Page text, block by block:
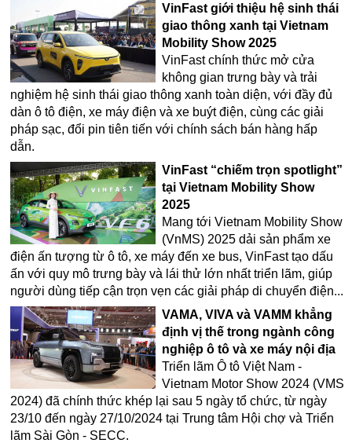
VinFast giới thiệu hệ sinh thái
giao thông xanh tại Vietnam
Mobility Show 2025
VinFast chính thức mở cửa
không gian trưng bày và trải
nghiệm hệ sinh thái giao thông xanh toàn diện, với đầy đủ
dàn ô tô điện, xe máy điện và xe buýt điện, cùng các giải
pháp sạc, đổi pin tiên tiến với chính sách bán hàng hấp
dẫn.
VinFast “chiếm trọn spotlight”
tại Vietnam Mobility Show
2025
Mang tới Vietnam Mobility Show
(VnMS) 2025 dải sản phẩm xe
điện ấn tượng từ ô tô, xe máy đến xe bus, VinFast tạo dấu
ấn với quy mô trưng bày và lái thử lớn nhất triển lãm, giúp
người dùng tiếp cận trọn vẹn các giải pháp di chuyển điện...
VAMA, VIVA và VAMM khẳng
định vị thế trong ngành công
nghiệp ô tô và xe máy nội địa
Triển lãm Ô tô Việt Nam -
Vietnam Motor Show 2024 (VMS
2024) đã chính thức khép lại sau 5 ngày tổ chức, từ ngày
23/10 đến ngày 27/10/2024 tại Trung tâm Hội chợ và Triển
lãm Sài Gòn - SECC.